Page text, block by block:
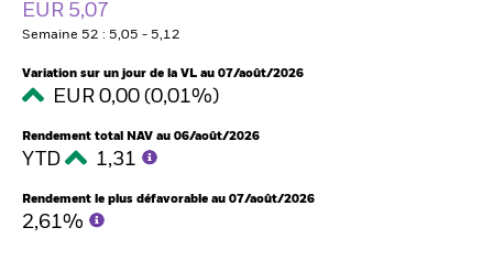
Notre société
EUR 5,07
Semaine 52 : 5,05 - 5,12
Variation sur un jour de la VL au 07/août/2026
EUR 0,00 (0,01%)
Rendement total NAV au 06/août/2026
YTD 1,31
Rendement le plus défavorable au 07/août/2026
2,61%